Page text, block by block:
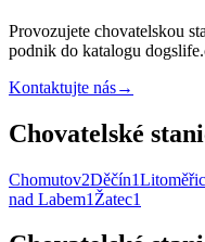
Provozujete chovatelskou
podnik do katalogu
Kontaktujte nás→
Chovatelské
Chomutov2Děčín1
nad Labem1 Žatec1